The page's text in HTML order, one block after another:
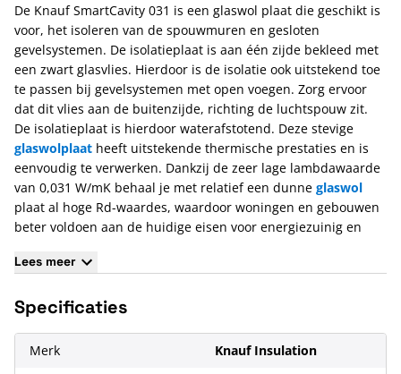
De Knauf SmartCavity 031 is een glaswol plaat die geschikt is
voor, het isoleren van de spouwmuren en gesloten
gevelsystemen. De isolatieplaat is aan één zijde bekleed met
een zwart glasvlies. Hierdoor is de isolatie ook uitstekend toe
te passen bij gevelsystemen met open voegen. Zorg ervoor
dat dit vlies aan de buitenzijde, richting de luchtspouw zit.
De isolatieplaat is hierdoor waterafstotend. Deze stevige
glaswolplaat heeft uitstekende thermische prestaties en is
eenvoudig te verwerken. Dankzij de zeer lage lambdawaarde
van 0,031 W/mK behaal je met relatief een dunne glaswol
plaat al hoge Rd-waardes, waardoor woningen en gebouwen
beter voldoen aan de huidige eisen voor energiezuinig en
Kenmerken Knauf SmartCavity 031
Afmeting van 1250x600x140 mm;
Voorzien van een glasvlies;
Lees meer
Specificaties
Merk
Knauf Insulation